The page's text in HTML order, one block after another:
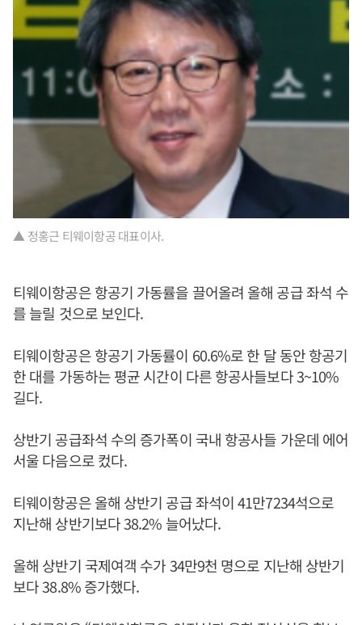
▲ 정홍근 티웨이항공 대표이사.
티웨이항공은 항공기 가동률을 끌어올려 올해 공급 좌석 수
를 늘릴 것으로 보인다.
티웨이항공은 항공기 가동률이 60.6%로 한 달 동안 항공기
한 대를 가동하는 평균 시간이 다른 항공사들보다 3~10%
길다.
상반기 공급좌석 수의 증가폭이 국내 항공사들 가운데 에어
서울 다음으로 컸다.
티웨이항공은 올해 상반기 공급 좌석이 41만7234석으로
지난해 상반기보다 38.2% 늘어났다.
올해 상반기 국제여객 수가 34만9천 명으로 지난해 상반기
보다 38.8% 증가했다.